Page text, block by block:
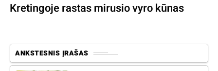
Kretingoje rastas mirusio vyro kūnas
ANKSTESNIS ĮRAŠAS